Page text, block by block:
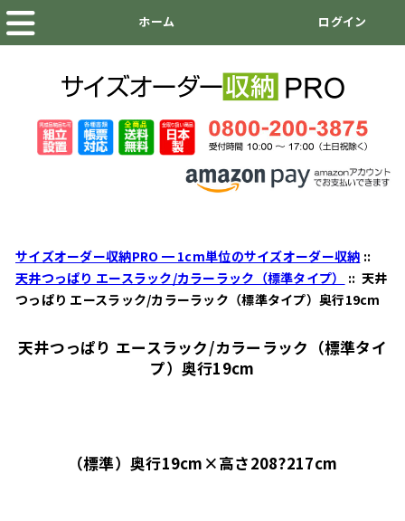
サイズオーダー収納PRO ━ 1cm単位のサイズオーダー収納 ::
天井つっぱり エースラック/カラーラック（標準タイプ）
:: 天井
つっぱり エースラック/カラーラック（標準タイプ）奥行19cm
天井つっぱり エースラック/カラーラック（標準タイ
プ）奥行19cm
（標準）奥行19cm×高さ208?217cm